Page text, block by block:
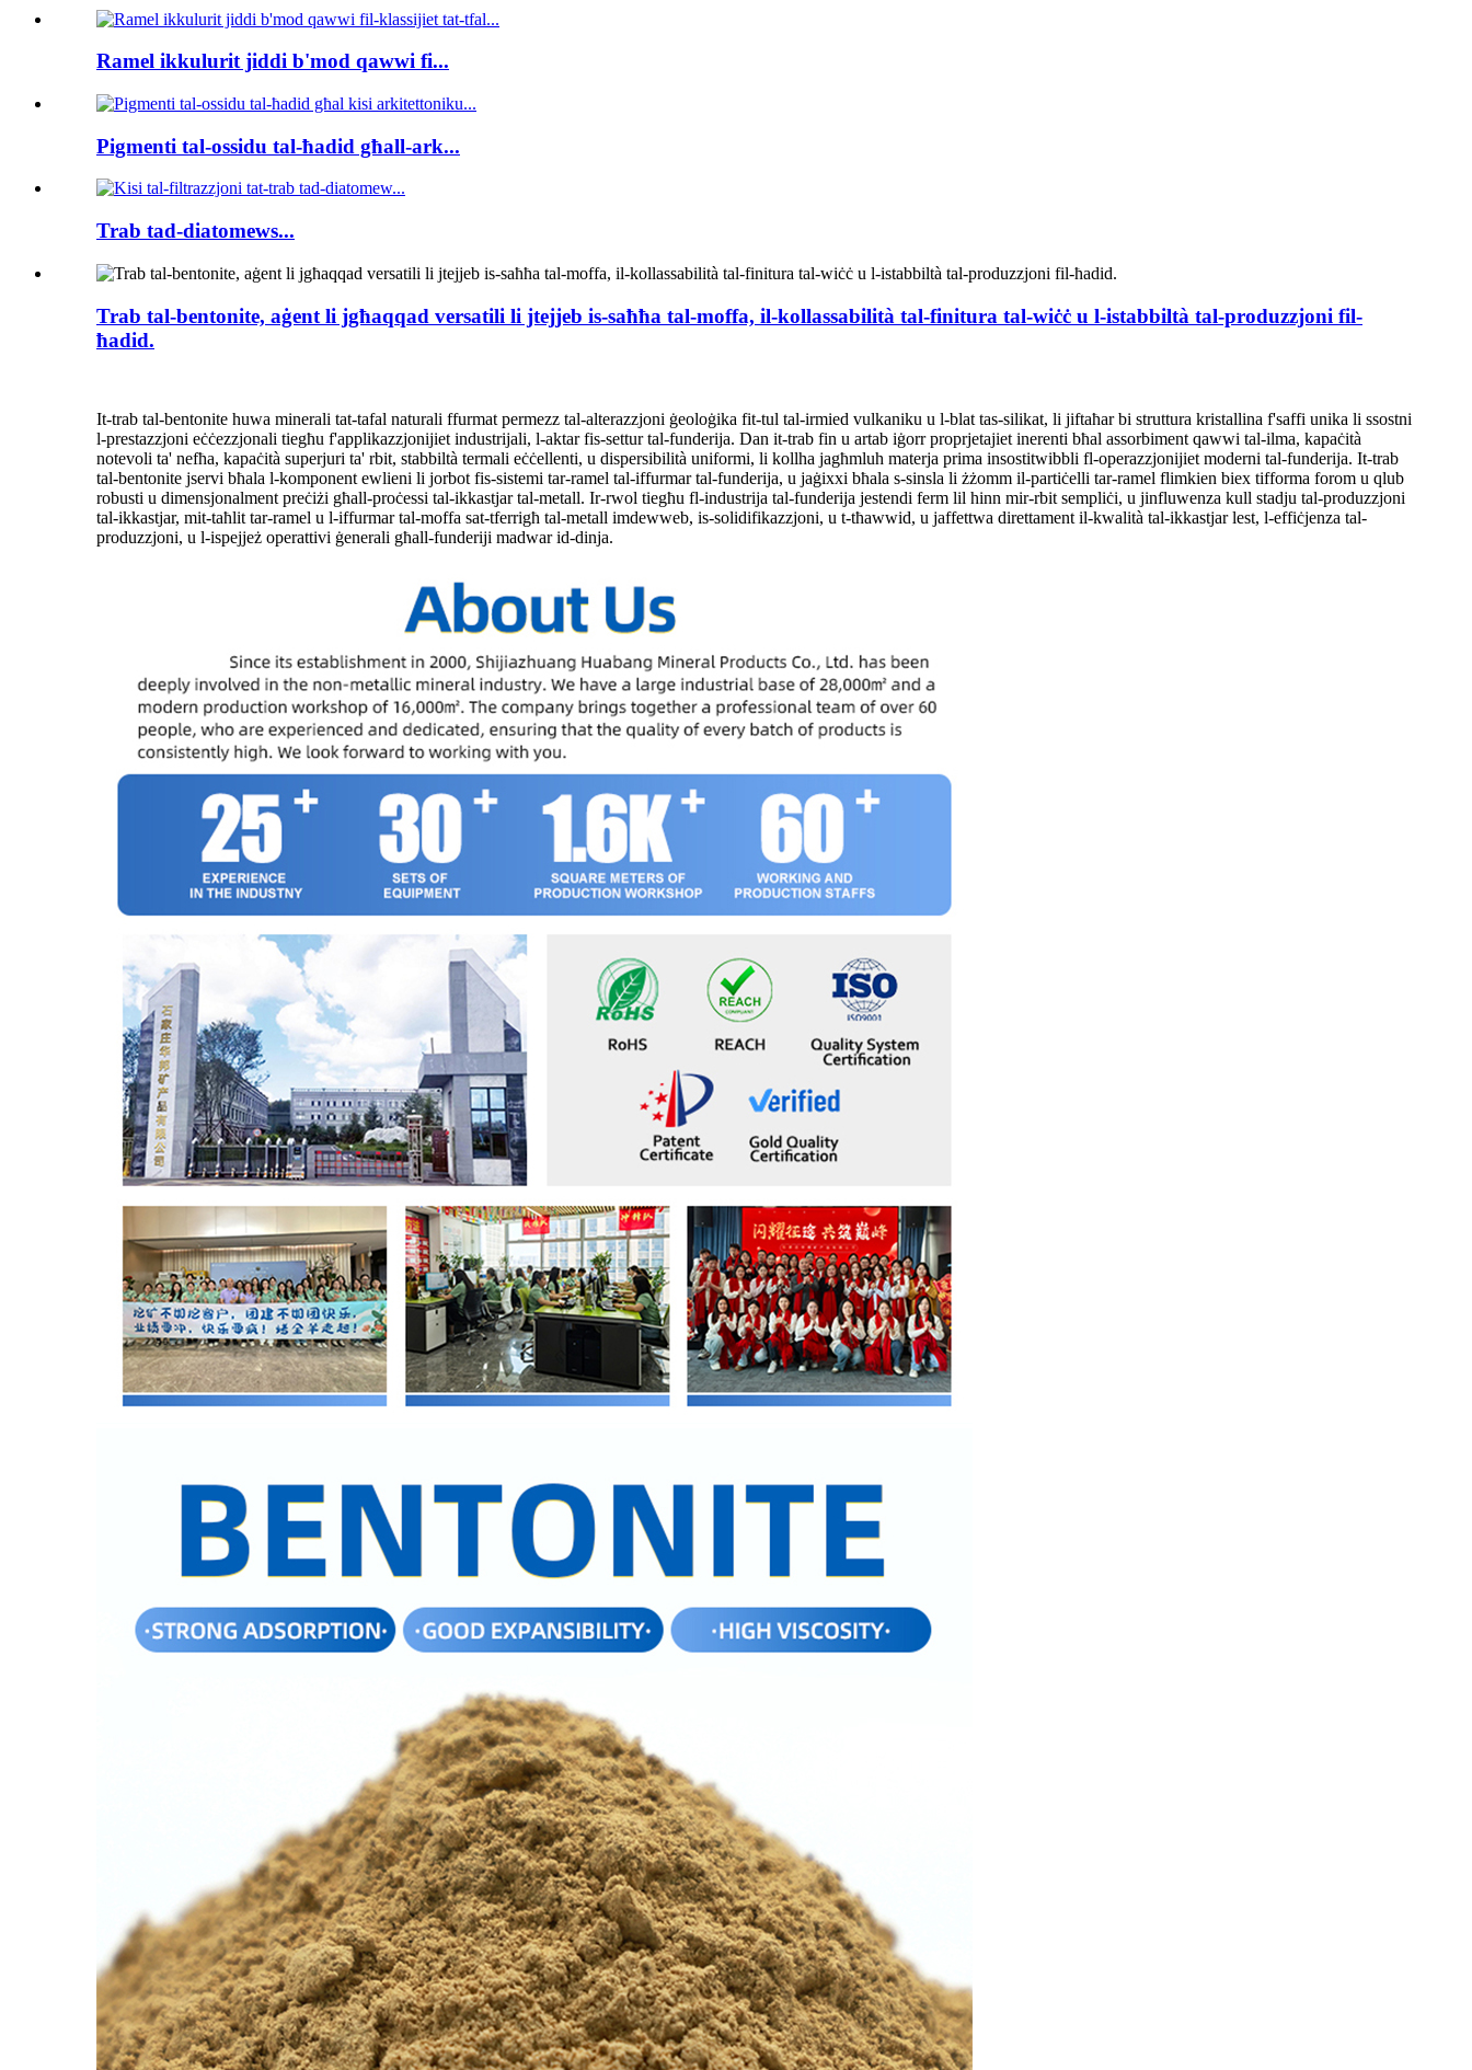
Ramel ikkulurit jiddi b'mod qawwi fi...
Pigmenti tal-ossidu tal-ħadid għall-ark...
Trab tad-diatomews...
Trab tal-bentonite, aġent li jgħaqqad versatili li jtejjeb is-saħħa tal-moffa, il-kollassabilità tal-finitura tal-wiċċ u l-istabbiltà tal-produzzjoni fil-
ħadid.
It-trab tal-bentonite huwa minerali tat-tafal naturali ffurmat permezz tal-alterazzjoni ġeoloġika fit-tul tal-irmied vulkaniku u l-blat tas-silikat, li jiftaħar bi struttura kristallina f'saffi unika li ssostni
l-prestazzjoni eċċezzjonali tiegħu f'applikazzjonijiet industrijali, l-aktar fis-settur tal-funderija. Dan it-trab fin u artab iġorr proprjetajiet inerenti bħal assorbiment qawwi tal-ilma, kapaċità
notevoli ta' nefħa, kapaċità superjuri ta' rbit, stabbiltà termali eċċellenti, u dispersibilità uniformi, li kollha jagħmluh materja prima insostitwibbli fl-operazzjonijiet moderni tal-funderija. It-trab
tal-bentonite jservi bħala l-komponent ewlieni li jorbot fis-sistemi tar-ramel tal-iffurmar tal-funderija, u jaġixxi bħala s-sinsla li żżomm il-partiċelli tar-ramel flimkien biex tifforma forom u qlub
robusti u dimensjonalment preċiżi għall-proċessi tal-ikkastjar tal-metall. Ir-rwol tiegħu fl-industrija tal-funderija jestendi ferm lil hinn mir-rbit sempliċi, u jinfluwenza kull stadju tal-produzzjoni
tal-ikkastjar, mit-taħlit tar-ramel u l-iffurmar tal-moffa sat-tferrigħ tal-metall imdewweb, is-solidifikazzjoni, u t-tħawwid, u jaffettwa direttament il-kwalità tal-ikkastjar lest, l-effiċjenza tal-
produzzjoni, u l-ispejjeż operattivi ġenerali għall-funderiji madwar id-dinja.